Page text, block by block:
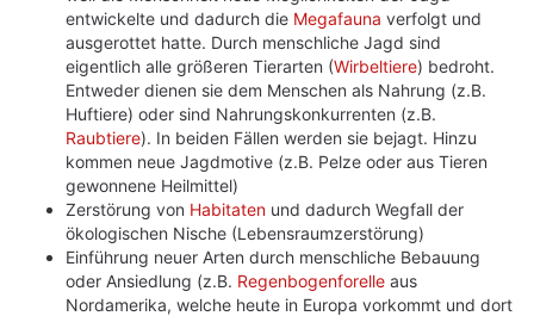
entwickelte und dadurch die Megafauna verfolgt und
ausgerottet hatte. Durch menschliche Jagd sind
eigentlich alle größeren Tierarten (Wirbeltiere) bedroht.
Entweder dienen sie dem Menschen als Nahrung (z.B.
Huftiere) oder sind Nahrungskonkurrenten (z.B.
Raubtiere). In beiden Fällen werden sie bejagt. Hinzu
kommen neue Jagdmotive (z.B. Pelze oder aus Tieren
gewonnene Heilmittel)
Zerstörung von Habitaten und dadurch Wegfall der
ökologischen Nische (Lebensraumzerstörung)
Einführung neuer Arten durch menschliche Bebauung
oder Ansiedlung (z.B. Regenbogenforelle aus
Nordamerika, welche heute in Europa vorkommt und dort